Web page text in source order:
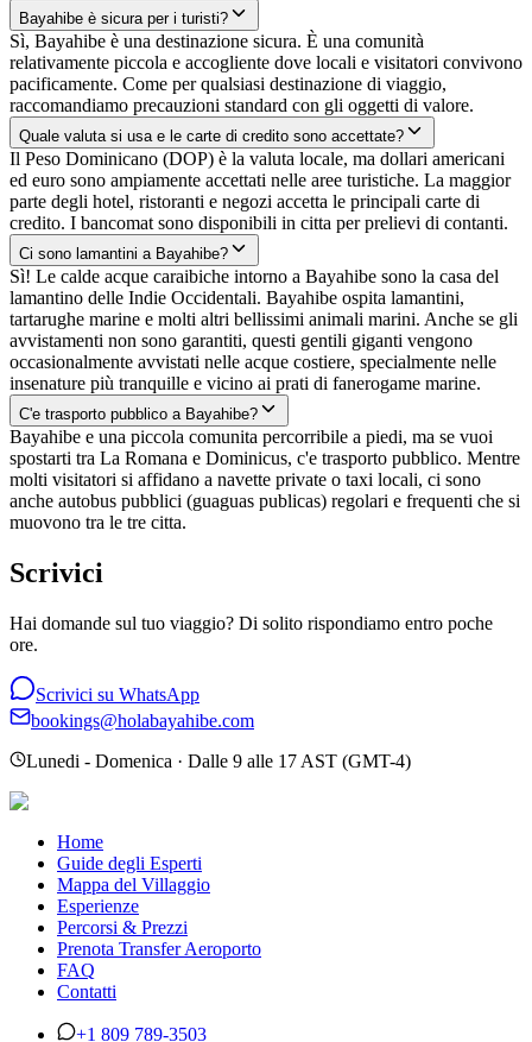
Bayahibe è sicura per i turisti?
Sì, Bayahibe è una destinazione sicura. È una comunità
relativamente piccola e accogliente dove locali e visitatori convivono
pacificamente. Come per qualsiasi destinazione di viaggio,
raccomandiamo precauzioni standard con gli oggetti di valore.
Quale valuta si usa e le carte di credito sono accettate?
Il Peso Dominicano (DOP) è la valuta locale, ma dollari americani
ed euro sono ampiamente accettati nelle aree turistiche. La maggior
parte degli hotel, ristoranti e negozi accetta le principali carte di
credito. I bancomat sono disponibili in citta per prelievi di contanti.
Ci sono lamantini a Bayahibe?
Sì! Le calde acque caraibiche intorno a Bayahibe sono la casa del
lamantino delle Indie Occidentali. Bayahibe ospita lamantini,
tartarughe marine e molti altri bellissimi animali marini. Anche se gli
avvistamenti non sono garantiti, questi gentili giganti vengono
occasionalmente avvistati nelle acque costiere, specialmente nelle
insenature più tranquille e vicino ai prati di fanerogame marine.
C'e trasporto pubblico a Bayahibe?
Bayahibe e una piccola comunita percorribile a piedi, ma se vuoi
spostarti tra La Romana e Dominicus, c'e trasporto pubblico. Mentre
molti visitatori si affidano a navette private o taxi locali, ci sono
anche autobus pubblici (guaguas publicas) regolari e frequenti che si
muovono tra le tre citta.
Scrivici
Hai domande sul tuo viaggio? Di solito rispondiamo entro poche
ore.
Scrivici su WhatsApp
bookings@holabayahibe.com
Lunedi - Domenica · Dalle 9 alle 17 AST (GMT-4)
Home
Guide degli Esperti
Mappa del Villaggio
Esperienze
Percorsi & Prezzi
Prenota Transfer Aeroporto
FAQ
Contatti
+1 809 789-3503